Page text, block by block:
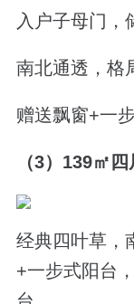
入户子母门，
南北通透，格
赠送飘窗+一
（3）139㎡
经典四叶草，
+一步式阳台